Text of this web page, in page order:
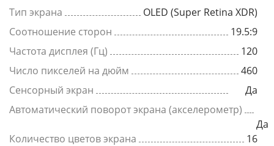
Тип экрана
OLED (Super Retina XDR)
Соотношение сторон
19.5:9
Частота дисплея (Гц)
120
Число пикселей на дюйм
460
Сенсорный экран
Да
Автоматический поворот экрана (акселерометр)
Да
Количество цветов экрана
16